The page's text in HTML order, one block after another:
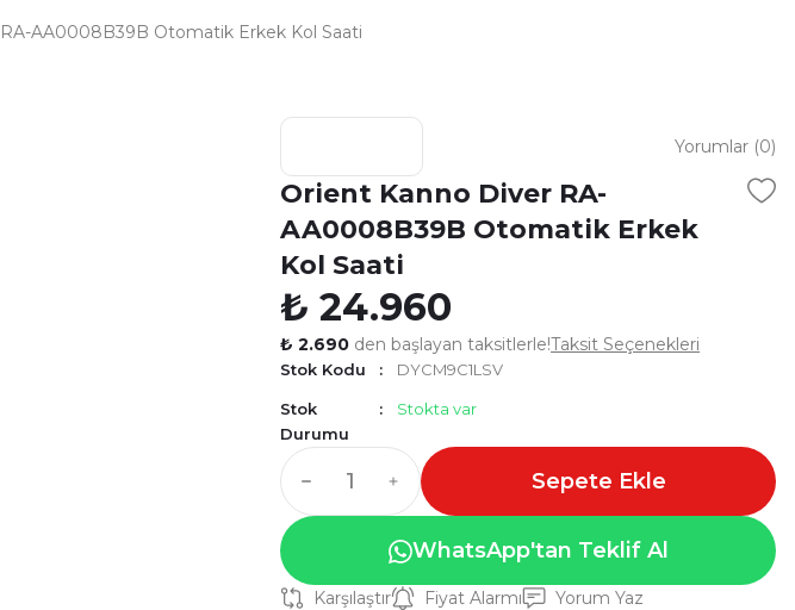
AA0008B39B Otomatik Erkek Kol Saati
Yorumlar (0)
Orient Kanno Diver RA-
AA0008B39B Otomatik Erkek
Kol Saati
₺ 24.960
₺ 2.690 den başlayan taksitlerle!Taksit Seçenekleri
Stok Kodu DYCM9C1LSV
Stok
Durumu
Stokta var
Sepete Ekle
WhatsApp'tan Teklif Al
Karşılaştır Fiyat Alarmı Yorum Yaz